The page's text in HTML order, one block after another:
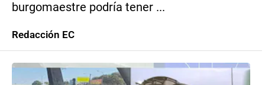
burgomaestre podría tener ...
Redacción EC